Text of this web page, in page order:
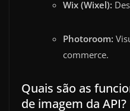
Wix (Wixel):
Photoroom:
commerce.
Quais são as
de imagem da API?